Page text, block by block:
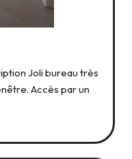
Joli bureau très
Accès par un